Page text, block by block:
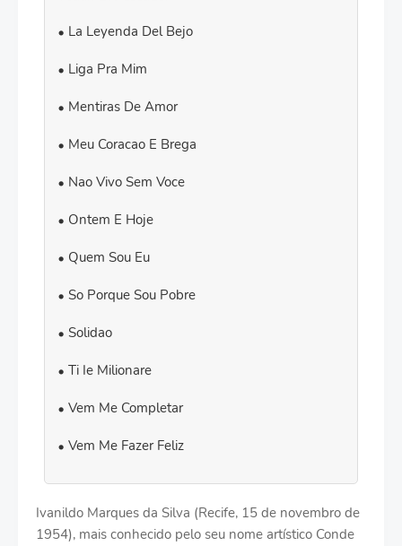
La Leyenda Del Bejo
Liga Pra Mim
Mentiras De Amor
Meu Coracao E Brega
Nao Vivo Sem Voce
Ontem E Hoje
Quem Sou Eu
So Porque Sou Pobre
Solidao
Ti Ie Milionare
Vem Me Completar
Vem Me Fazer Feliz
Ivanildo Marques da Silva (Recife, 15 de novembro de
1954), mais conhecido pelo seu nome artístico Conde